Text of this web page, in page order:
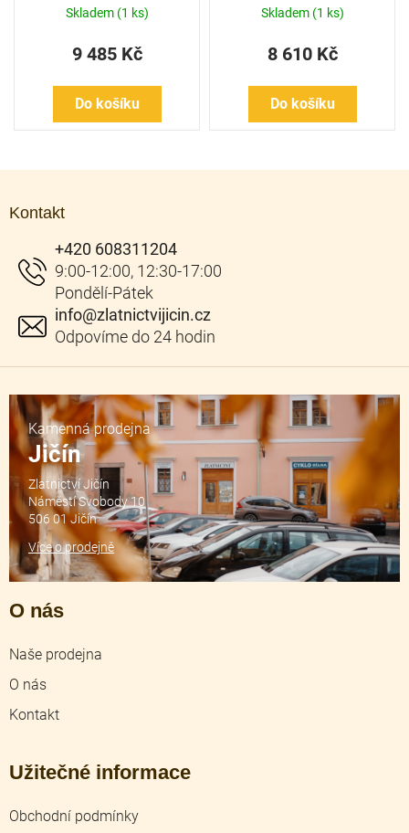
Skladem (1 ks)
9 485 Kč
Do košíku
kubickými zirkony bílé
Skladem (1 ks)
8 610 Kč
Do košíku
Kontakt
info@zlatnictvijicin.cz
+420 608311204
O nás
Naše prodejna
O nás
Kontakt
Užitečné informace
Obchodní podmínky
Kamenná prodejna
Jičín
Zlatnictví Jičín
Náměstí Svobody 10
506 01 Jičín
Více o prodejně